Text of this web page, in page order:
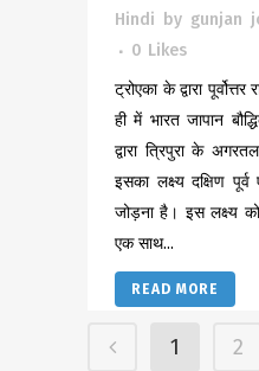
Hindi
by gunjan
0 Likes
ट्रोएका के द्वारा
ही में भारत जापान
द्वारा त्रिपुरा के
इसका लक्ष्य दक्षिण
जोड़ना है। इस लक्ष्य
एक साथ...
READ MORE
1 2